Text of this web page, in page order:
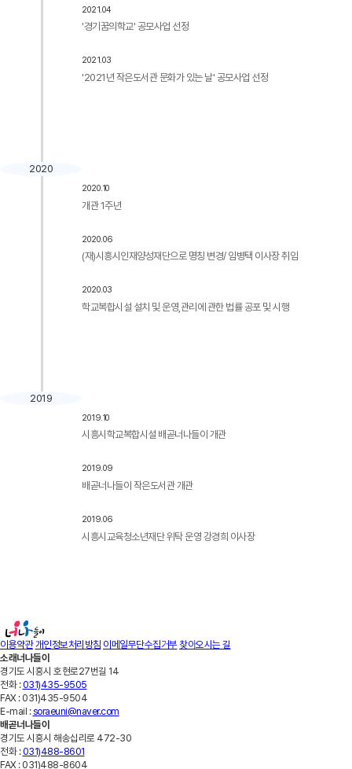
2021.04
'경기꿈의학교' 공모사업 선정
2021.03
'2021년 작은도서관 문화가 있는 날' 공모사업 선정
2020
2020.10
개관 1주년
2020.06
(재)시흥시인재양성재단으로 명칭 변경/ 임병택 이사장 취임
2020.03
학교복합시설 설치 및 운영,관리에 관한 법률 공포 및 시행
2019
2019.10
시흥시학교복합시설 배곧너나들이 개관
2019.09
배곧너나들이 작은도서관 개관
2019.06
시흥시교육청소년재단 위탁 운영 강경희 이사장
이용약관 개인정보처리방침 이메일무단수집거부 찾아오시는 길
소래너나들이
경기도 시흥시 호현로27번길 14
전화 :031)435-9505
FAX : 031)435-9504
E-mail :soraeuni@naver.com
배곧너나들이
경기도 시흥시 해송십리로 472-30
전화 :031)488-8601
FAX : 031)488-8604